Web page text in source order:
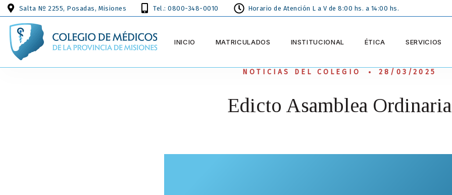
Salta Nº 2255, Posadas, Misiones Tel.: 0800-348-0010 Horario de Atención L a V de 8:00 hs. a 14:00 hs.
INICIO MATRICULADOS INSTITUCIONAL ÉTICA SERVICIOS
NOTICIAS DEL COLEGIO 28/03/2025
Edicto Asamblea Ordinaria